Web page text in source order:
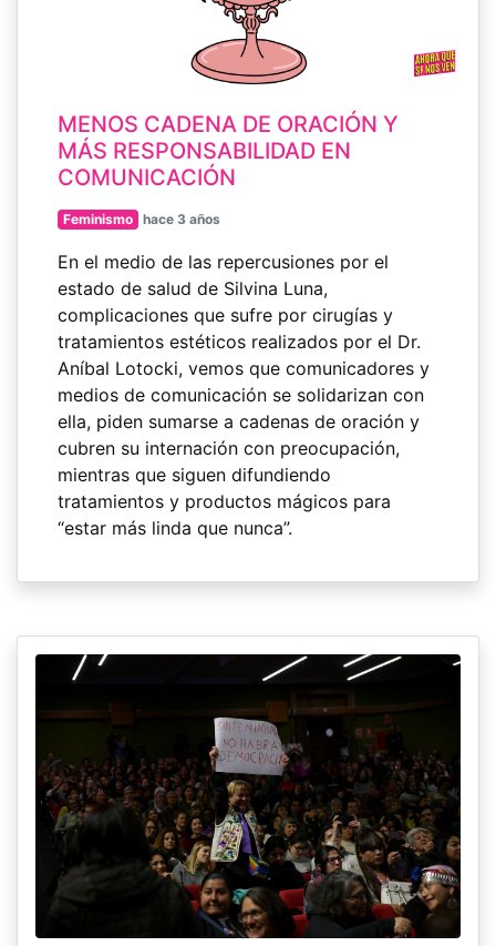
MENOS CADENA DE ORACIÓN Y
MÁS RESPONSABILIDAD EN
COMUNICACIÓN
Feminismo hace 3 años
En el medio de las repercusiones por el
estado de salud de Silvina Luna,
complicaciones que sufre por cirugías y
tratamientos estéticos realizados por el Dr.
Aníbal Lotocki, vemos que comunicadores y
medios de comunicación se solidarizan con
ella, piden sumarse a cadenas de oración y
cubren su internación con preocupación,
mientras que siguen difundiendo
tratamientos y productos mágicos para
“estar más linda que nunca”.